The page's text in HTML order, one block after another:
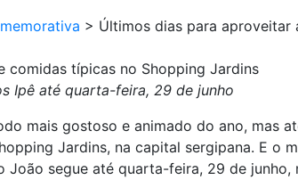
> Últimos dias para aproveitar
comidas típicas no Shopping Jardins
Ipê até quarta-feira, 29 de junho
mais gostoso e animado do ano, mas
Jardins, na capital sergipana. E o
segue até quarta-feira, 29 de junho,